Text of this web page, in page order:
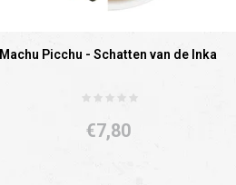
Machu Picchu - Schatten van de Inka
€7,80